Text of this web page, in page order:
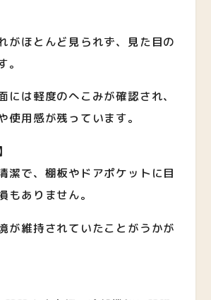
がほとんど見られず、見た目の
には軽度のへこみが確認され、
使用感が残っています。
潔で、棚板やドアポケットに目
もありません。
が維持されていたことがうかが